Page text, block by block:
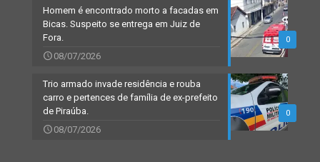
0
Homem é encontrado morto a facadas em
Bicas. Suspeito se entrega em Juiz de
Fora.
08/07/2026
0
Trio armado invade residência e rouba
carro e pertences de família de ex-prefeito
de Piraúba.
08/07/2026